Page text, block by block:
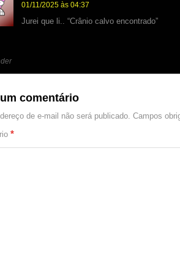
01/11/2025 às 04:37
Jurei que li.. “Crânio calvo encontrado”
comentário
de e-mail não será publicado. Campos
*